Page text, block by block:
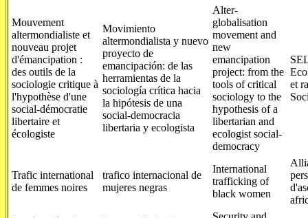
Mouvement
altermondialiste et
nouveau projet
d'émancipation :
des outils de la
sociologie critique à
l'hypothèse d'une
social-démocratie
libertaire et
écologiste
Movimiento
altermondialista y nuevo
proyecto de
emancipación: de las
herramientas de la
sociología crítica hacia
la hipótesis de una
social-democracia
libertaria y ecologista
Alter-
globalisation
movement and
new
emancipation
project: from the
tools of critical
sociology to the
hypothesis of a
libertarian and
ecologist social-
democracy
et
Trafic international
de femmes noires
trafico internacional de
mujeres negras
International
trafficking of
black women